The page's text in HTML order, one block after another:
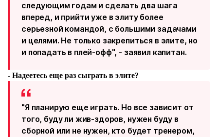
следующим годам и сделать два шага
вперед, и прийти уже в элиту более
серьезной командой, с большими задачами
и целями. Не только закрепиться в элите, но
и попадать в плей-офф", - заявил капитан.
- Надеетесь еще раз сыграть в элите?
"Я планирую еще играть. Но все зависит от
того, буду ли жив-здоров, нужен буду в
сборной или не нужен, кто будет тренером,